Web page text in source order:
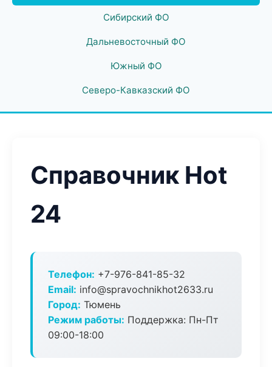
Сибирский ФО
Дальневосточный ФО
Южный ФО
Северо-Кавказский ФО
Справочник Hot
24
Телефон: +7-976-841-85-32
Email: info@spravochnikhot2633.ru
Город: Тюмень
Режим работы: Поддержка: Пн-Пт
09:00-18:00